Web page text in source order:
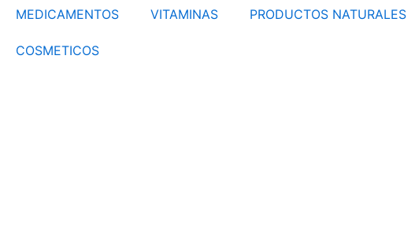
MEDICAMENTOS VITAMINAS PRODUCTOS NATURALES
COSMETICOS